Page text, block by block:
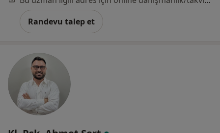
Randevu talep et